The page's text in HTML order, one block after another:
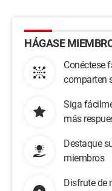
HÁGASE
Conéctese
comparten
Siga
más
Destaque
miembros
Disfrute de